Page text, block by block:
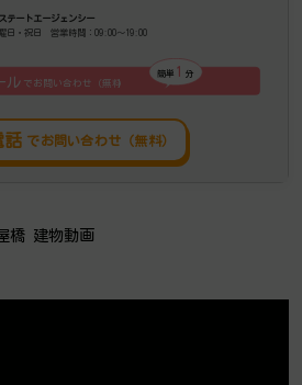
テートエージェンシー
日・祝日 営業時間：09:00～19:00
でお問い合わせ（無料）
ル
簡単 分
1
話 でお問い合わせ（無料）
橋 建物動画